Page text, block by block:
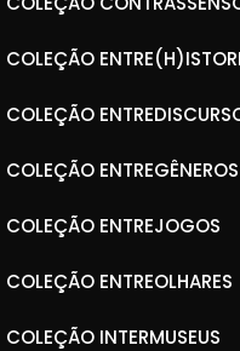
COLEÇÃO
COLEÇÃO
COLEÇÃO ENTREGÊNEROS
COLEÇÃO ENTREJOGOS
COLEÇÃO ENTREOLHARES
COLEÇÃO INTERMUSEUS